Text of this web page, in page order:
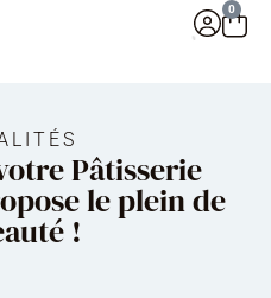
0
Pâtisserie
le plein de
!